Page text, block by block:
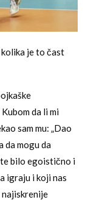
je to čast
da li mi
sam mu: „Dao
da mogu da
bilo egoistično i
igraju i koji nas